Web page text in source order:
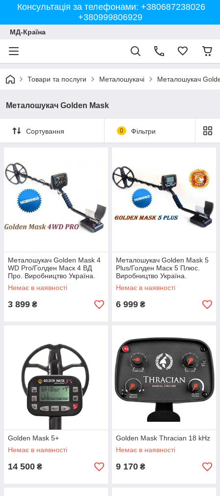
Консультація за телефонами: +380687238026
+380999806929
МД-Країна
Товари та послуги Металошукачі Металошукач
Металошукач Golden Mask
Сортування 0 Фільтри
Металошукач Golden Mask 4
WD Pro/Голден Маск 4 ВД
Про. Виробництво Україна.
Немає в наявності
3 899 ₴
Металошукач Golden Mask 5
Plus/Голден Маск 5 Плюс.
Виробництво Україна.
Немає в наявності
6 999 ₴
Golden Mask 5+
Немає в наявності
14 500 ₴
Golden Mask Thracian 18 kHz
Немає в наявності
9 170 ₴